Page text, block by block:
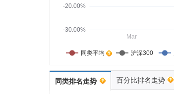
-30.00%
-20.00%
Mar
同类平均 沪深300
同类排名走势 百分比排名走势